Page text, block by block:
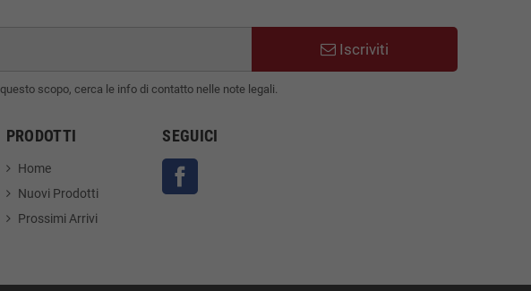
Iscriviti
scopo, cerca le info di contatto nelle note legali.
PRODOTTI
Home
Nuovi Prodotti
Prossimi Arrivi
SEGUICI